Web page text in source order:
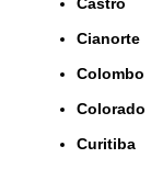
Castro
Cianorte
Colombo
Colorado
Curitiba